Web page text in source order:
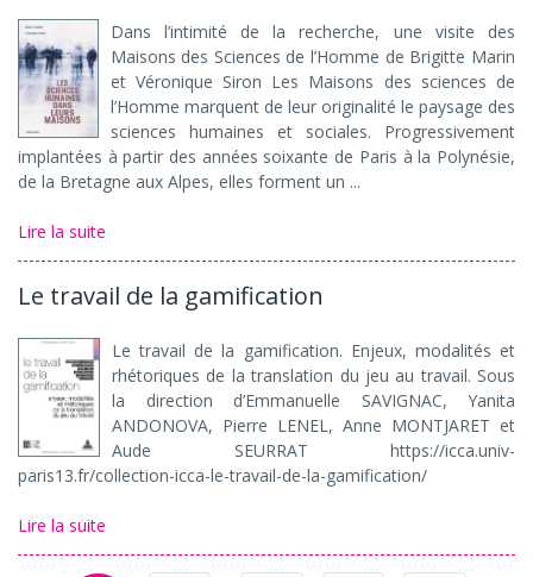
Dans l’intimité de la recherche, une visite des
Maisons des Sciences de l’Homme de Brigitte Marin
et Véronique Siron Les Maisons des sciences de
l’Homme marquent de leur originalité le paysage des
sciences humaines et sociales. Progressivement
implantées à partir des années soixante de Paris à la Polynésie,
de la Bretagne aux Alpes, elles forment un ...
Lire la suite
Le travail de la gamification
Le travail de la gamification. Enjeux, modalités et
rhétoriques de la translation du jeu au travail. Sous
la direction d’Emmanuelle SAVIGNAC, Yanita
ANDONOVA, Pierre LENEL, Anne MONTJARET et
Aude SEURRAT https://icca.univ-
paris13.fr/collection-icca-le-travail-de-la-gamification/
Lire la suite